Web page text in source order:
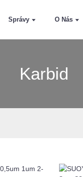
Správy O Nás
Karbid